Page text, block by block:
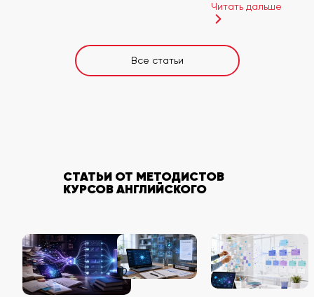
Читать дальше
Все статьи
СТАТЬИ ОТ МЕТОДИСТОВ
КУРСОВ АНГЛИЙСКОГО